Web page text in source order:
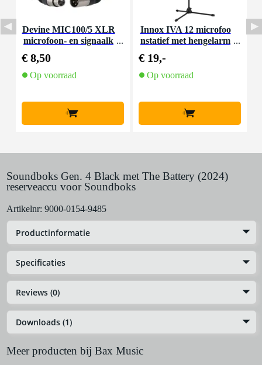
Devine MIC100/5 XLR
microfoon- en signaalk
€ 8,50
Op voorraad
+
Innox IVA 12 microfoo
nstatief met hengelarm
€ 19,-
Op voorraad
+
Soundboks Gen. 4 Black met The Battery (2024)
reserveaccu voor Soundboks
Artikelnr: 9000-0154-9485
Productinformatie
Specificaties
Reviews (0)
Downloads (1)
Meer producten bij Bax Music